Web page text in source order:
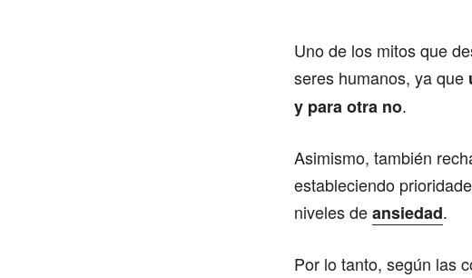
Uno de los mitos que
seres humanos, ya que
y para otra no.
Asimismo, también
estableciendo
niveles deansiedad.
Por lo tanto, según las